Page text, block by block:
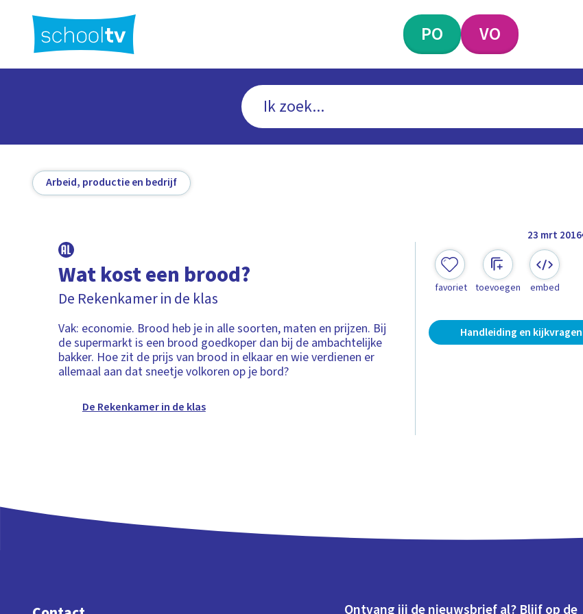
hoofdinhoud
PO VO
Arbeid, productie en bedrijf
23 mrt 2016
Wat kost een brood?
De Rekenkamer in de klas
Vak: economie. Brood heb je in alle soorten, maten en prijzen. Bij
de supermarkt is een brood goedkoper dan bij de ambachtelijke
bakker. Hoe zit de prijs van brood in elkaar en wie verdienen er
allemaal aan dat sneetje volkoren op je bord?
De Rekenkamer in de klas
favoriet toevoegen embed
Handleiding en kijkvragen
Ontvang jij de nieuwsbrief al? Blijf op de